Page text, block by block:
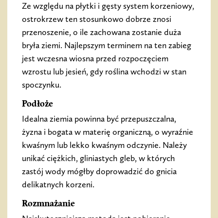
Ze względu na płytki i gęsty system korzeniowy,
ostrokrzew ten stosunkowo dobrze znosi
przenoszenie, o ile zachowana zostanie duża
bryła ziemi. Najlepszym terminem na ten zabieg
jest wczesna wiosna przed rozpoczęciem
wzrostu lub jesień, gdy roślina wchodzi w stan
spoczynku.
Podłoże
Idealna ziemia powinna być przepuszczalna,
żyzna i bogata w materię organiczną, o wyraźnie
kwaśnym lub lekko kwaśnym odczynie. Należy
unikać ciężkich, gliniastych gleb, w których
zastój wody mógłby doprowadzić do gnicia
delikatnych korzeni.
Rozmnażanie